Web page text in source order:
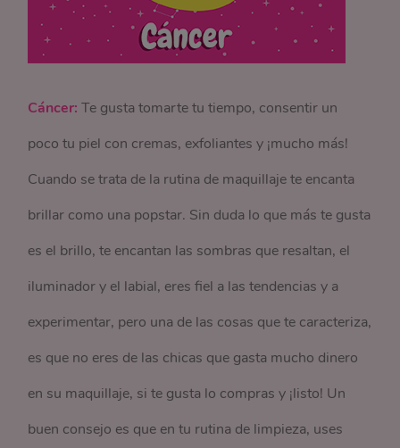
Cáncer: Te gusta tomarte tu tiempo, consentir un
poco tu piel con cremas, exfoliantes y ¡mucho más!
Cuando se trata de la rutina de maquillaje te encanta
brillar como una popstar. Sin duda lo que más te gusta
es el brillo, te encantan las sombras que resaltan, el
iluminador y el labial, eres fiel a las tendencias y a
experimentar, pero una de las cosas que te caracteriza,
es que no eres de las chicas que gasta mucho dinero
en su maquillaje, si te gusta lo compras y ¡listo! Un
buen consejo es que en tu rutina de limpieza, uses